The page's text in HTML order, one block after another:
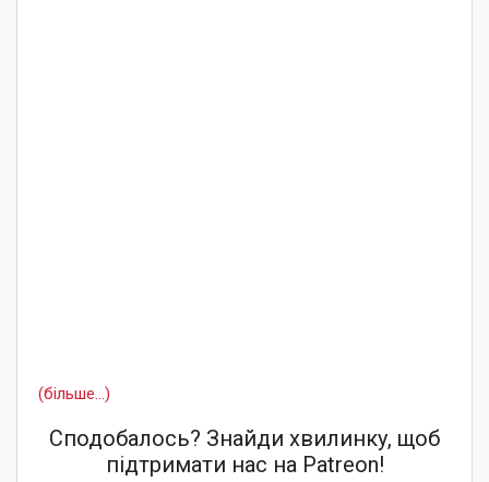
(більше…)
Сподобалось? Знайди хвилинку, щоб
підтримати нас на Patreon!